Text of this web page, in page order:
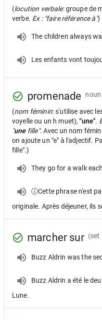
(locution verbale: groupe de
verbe. Ex : "faire référence à")
The children always
Les enfants vont
promenade noun
(nom féminin: s'utilise avec
voyelle ou un h muet),"une".
"unefille". Avec un nom
on ajoute un "e" à l'adjectif.
fille".)
They go for a walk
ⓘCette phrase n'est
originale. Après déjeuner, ils
marcher sur (set
Buzz Aldrin was the
Buzz Aldrin a été le
Lune.